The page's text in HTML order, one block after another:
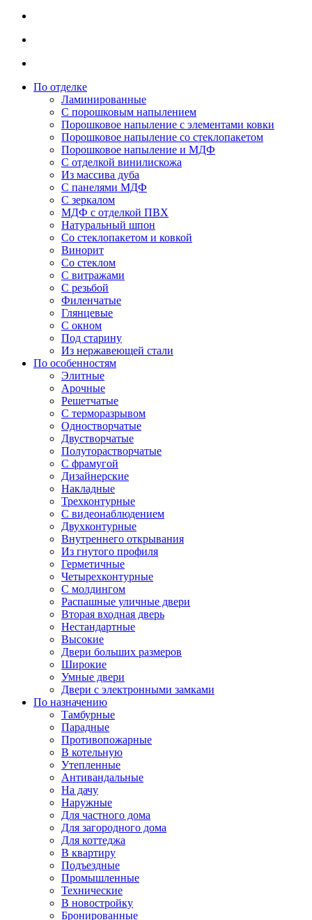
По отделке
Ламинированные
С порошковым напылением
Порошковое напыление с элементами ковки
Порошковое напыление со стеклопакетом
Порошковое напыление и МДФ
С отделкой винилискожа
Из массива дуба
С панелями МДФ
С зеркалом
МДФ с отделкой ПВХ
Натуральный шпон
Со стеклопакетом и ковкой
Винорит
Со стеклом
С витражами
С резьбой
Филенчатые
Глянцевые
С окном
Под старину
Из нержавеющей стали
По особенностям
Элитные
Арочные
Решетчатые
С терморазрывом
Одностворчатые
Двустворчатые
Полуторастворчатые
С фрамугой
Дизайнерские
Накладные
Трехконтурные
С видеонаблюдением
Двухконтурные
Внутреннего открывания
Из гнутого профиля
Герметичные
Четырехконтурные
С молдингом
Распашные уличные двери
Вторая входная дверь
Нестандартные
Высокие
Двери больших размеров
Широкие
Умные двери
Двери с электронными замками
По назначению
Тамбурные
Парадные
Противопожарные
В котельную
Утепленные
Антивандальные
На дачу
Наружные
Для частного дома
Для загородного дома
Для коттеджа
В квартиру
Подъездные
Промышленные
Технические
В новостройку
Бронированные